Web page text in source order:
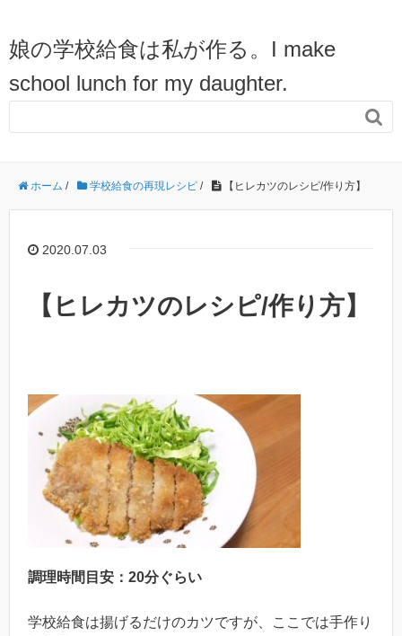
娘の学校給食は私が作る。I make
school lunch for my daughter.

ホーム / 学校給食の再現レシピ / 【ヒレカツのレシピ/作り方】
2020.07.03
【ヒレカツのレシピ/作り方】
調理時間目安：20分ぐらい
学校給食は揚げるだけのカツですが、ここでは手作り